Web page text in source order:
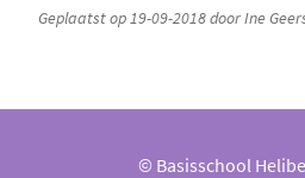
Geplaatst op 19-09-2018 door Ine
© Basisschool